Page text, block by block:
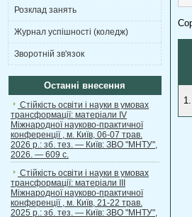
Розклад занять
Журнал успішності (коледж)
Зворотній зв'язок
Останні внесення
Стійкість освіти і науки в умовах
трансформації: матеріали ІV
Міжнародної науково-практичної
конференції , м. Київ, 06-07 трав.
2026 р.: зб. тез. — Київ: ЗВО "МНТУ",
2026. — 609 с.
Стійкість освіти і науки в умовах
трансформації: матеріали ІІІ
Міжнародної науково-практичної
конференції , м. Київ, 21-22 трав.
2025 р.: зб. тез. — Київ: ЗВО "МНТУ",
1.